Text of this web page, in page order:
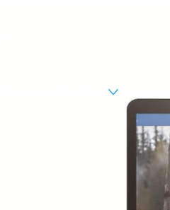
& KOULUTUS